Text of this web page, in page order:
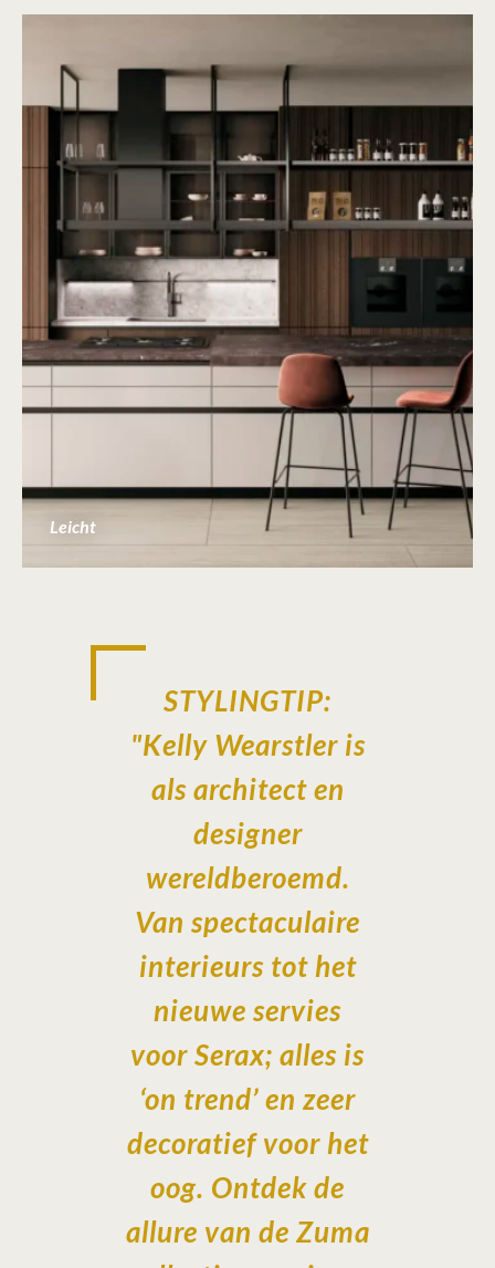
Leicht
STYLINGTIP:
"Kelly Wearstler is
als architect en
designer
wereldberoemd.
Van spectaculaire
interieurs tot het
nieuwe servies
voor Serax; alles is
‘on trend’ en zeer
decoratief voor het
oog. Ontdek de
allure van de Zuma